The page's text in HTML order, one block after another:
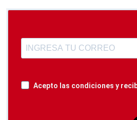
Acepto las condiciones y